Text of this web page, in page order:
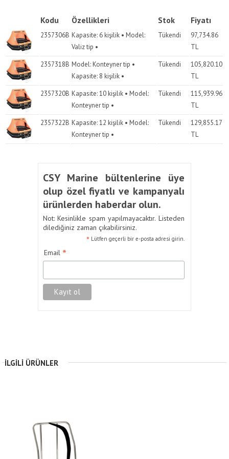
Kodu Özellikleri Stok Fiyatı
2357306B Kapasite: 6 kişilik • Model:
Valiz tip •
Tükendi
97,734.86
TL
2357318B Model: Konteyner tip •
Kapasite: 8 kişilik •
Tükendi
105,820.10
TL
2357320B Kapasite: 10 kişilik • Model:
Konteyner tip •
Tükendi
115,939.96
TL
2357322B Kapasite: 12 kişilik • Model:
Konteyner tip •
Tükendi
129,855.17
TL
CSY Marine bültenlerine üye
olup özel fiyatlı ve kampanyalı
ürünlerden haberdar olun.
Not: Kesinlikle spam yapılmayacaktır. Listeden
dilediğiniz zaman çıkabilirsiniz.
* Lütfen geçerli bir e-posta adresi girin.
Email *
İLGILI ÜRÜNLER